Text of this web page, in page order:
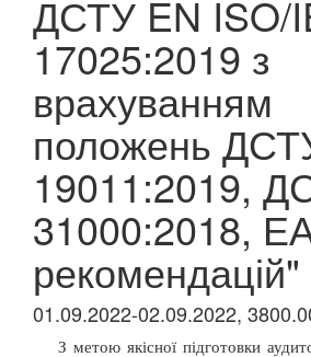
ДСТУ EN ISO/
17025:2019 з
врахуванням
положень
19011:2019,
31000:2018,
рекомендацій"
01.09.2022-02.09.2022,
З метою якісної підготовки